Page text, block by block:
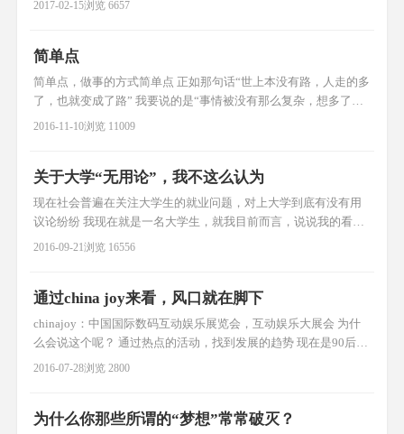
重，不管你信不信 人们会把面子和自己的自尊联系在一起，为了
面子往往
2017-02-15浏览 6657
简单点
简单点，做事的方式简单点 正如那句话“世上本没有路，人走的多
了，也就变成了路” 我要说的是“事情被没有那么复杂，想多了，
也就变得复杂了” 这也许是一个社会进步的过程，慢慢的变得复杂
期，你还记得昔时说过的豪言壮语---我要做一名科学家--我要当老
师
2016-11-10浏览 11009
关于大学“无用论”，我不这么认为
现在社会普遍在关注大学生的就业问题，对上大学到底有没有用
议论纷纷 我现在就是一名大学生，就我目前而言，说说我的看
法。 以前，如果村里有谁考上大学这都是一件大喜事，举炮齐
圈扩大。 在大学里你能够结交一群志同道合的朋友，在你将来的
事业上起到推波
2016-09-21浏览 16556
通过china joy来看，风口就在脚下
chinajoy：中国国际数码互动娱乐展览会，互动娱乐大展会 为什
么会说这个呢？ 通过热点的活动，找到发展的趋势 现在是90后彰
显个性的时代，随着平台主播的走红，各类的热门事件，社会进
脸，往往还只混到一个不为人知的配角，细细想一想，每年能成
2016-07-28浏览 2800
为什么你那些所谓的“梦想”常常破灭？